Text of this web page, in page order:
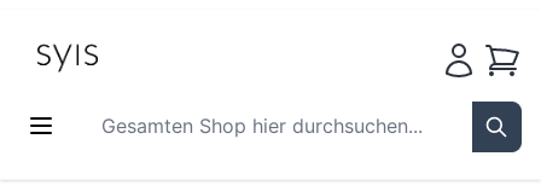
Gesamten Shop hier durchsuchen...